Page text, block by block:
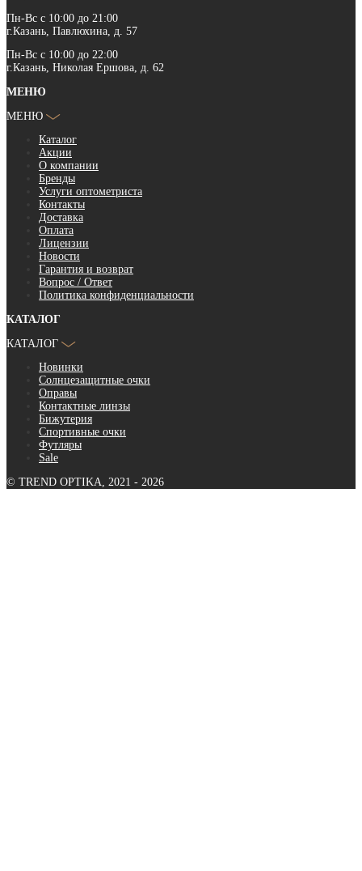
Пн-Вс с 10:00 до 21:00
г.Казань, Павлюхина, д. 57
Пн-Вс с 10:00 до 22:00
г.Казань, Николая Ершова, д. 62
МЕНЮ
МЕНЮ
Каталог
Акции
О компании
Бренды
Услуги оптометриста
Контакты
Доставка
Оплата
Лицензии
Новости
Гарантия и возврат
Вопрос / Ответ
Политика конфиденциальности
КАТАЛОГ
КАТАЛОГ
Новинки
Солнцезащитные очки
Оправы
Контактные линзы
Бижутерия
Спортивные очки
Футляры
Sale
© TREND OPTIKA, 2021 - 2026